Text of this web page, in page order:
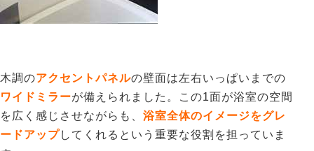
木調のアクセントパネルの壁面は左右いっぱいまでの
ワイドミラーが備えられました。この1面が浴室の空間
を広く感じさせながらも、 浴室全体のイメージをグレ
ードアップしてくれるという重要な役割を担っていま